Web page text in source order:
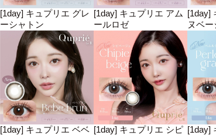
[1day] キュプリエ グレ
ーシャトン
[1day] キュプリエ アム
ールロゼ
[1day]
ヌベー
[1day] キュプリエ ベベ [1day] キュプリエ シピ [1day]